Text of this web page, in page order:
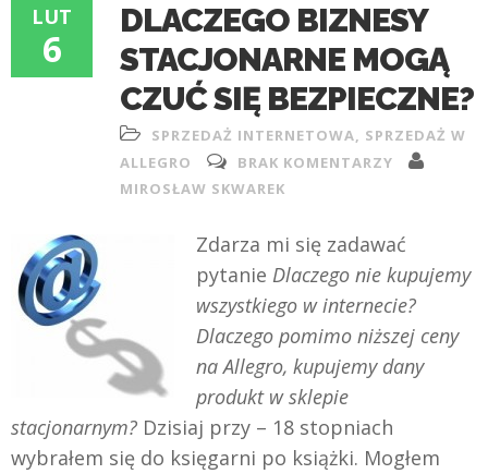
LUT
6
DLACZEGO BIZNESY
STACJONARNE MOGĄ
CZUĆ SIĘ BEZPIECZNE?
SPRZEDAŻ INTERNETOWA, SPRZEDAŻ W
ALLEGRO
BRAK KOMENTARZY
MIROSŁAW SKWAREK
Zdarza mi się zadawać
pytanie Dlaczego nie kupujemy
wszystkiego w internecie?
Dlaczego pomimo niższej ceny
na Allegro, kupujemy dany
produkt w sklepie
stacjonarnym? Dzisiaj przy – 18 stopniach
wybrałem się do księgarni po książki. Mogłem